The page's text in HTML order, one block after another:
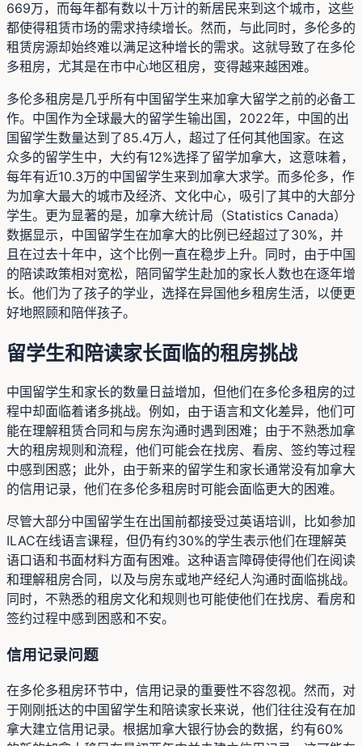
669万，而每年都有数以十万计的新居民来到这个城市，这些
都使得租赁市场的需求持续增长。然而，与此同时，多伦多的
租赁房源却始终难以满足这种增长的需求。这就导致了在多伦
多租房，尤其是在市中心地区租房，变得越来越困难。
多伦多租房是几乎所有中国留学生来加拿大留学之前的必备工
作。中国作为全球最大的留学生输出国，2022年，中国的出
国留学生数量达到了85.4万人，超过了任何其他国家。在这
众多的留学生中，大约有12%选择了留学加拿大，这意味着，
每年有近10.3万的中国留学生来到加拿大求学。而多伦多，作
为加拿大最大的城市及经济、文化中心，吸引了其中的大部分
学生。更为显著的是，加拿大统计局（Statistics Canada）
数据显示，中国留学生在加拿大的比例已经超过了30%，并
且在过去十年中，这个比例一直在稳步上升。同时，由于中国
的陪读政策相对宽松，陪同留学生赴加的家长人数也在逐年增
长。他们为了孩子的学业，选择在异国他乡租房生活，以便更
好地照顾和陪伴孩子。
留学生和陪读家长面临的租房挑战
中国留学生和家长的数量日益增加，但他们在多伦多租房的过
程中却面临着诸多挑战。例如，由于语言和文化差异，他们可
能在理解租赁合同和与房东沟通时遇到困难；由于不熟悉加拿
大的租房规则和流程，他们可能会在找房、看房、签约等过程
中感到困惑；此外，由于新来的留学生和家长通常没有加拿大
的信用记录，他们在多伦多租房时可能会面临更大的困难。
尽管大部分中国留学生在出国前都接受过英语培训，比如参加
ILAC在线语言课程，但仍有约30%的学生表示他们在理解英
语口语和书面材料方面有困难。这种语言障碍使得他们在阅读
和理解租房合同，以及与房东或地产经纪人沟通时面临挑战。
同时，不熟悉的租房文化和规则也可能使他们在找房、看房和
签约过程中感到困惑和不安。
信用记录问题
在多伦多租房环节中，信用记录的重要性不容忽视。然而，对
于刚刚抵达的中国留学生和陪读家长来说，他们往往没有在加
拿大建立信用记录。根据加拿大银行协会的数据，约有60%